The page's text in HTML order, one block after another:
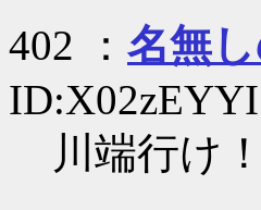
402 ： 名無
ID:X02zEYYI
川端行け！